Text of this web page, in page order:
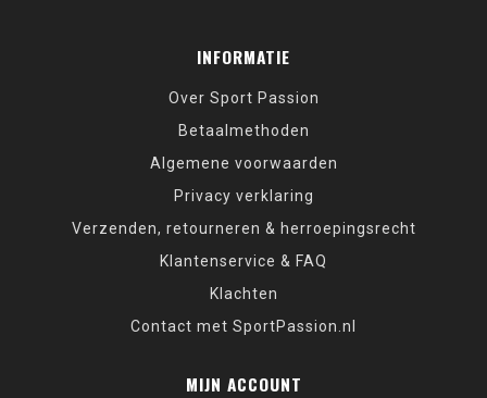
INFORMATIE
Over Sport Passion
Betaalmethoden
Algemene voorwaarden
Privacy verklaring
Verzenden, retourneren & herroepingsrecht
Klantenservice & FAQ
Klachten
Contact met SportPassion.nl
MIJN ACCOUNT